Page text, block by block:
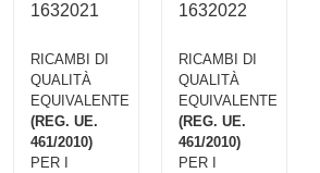
1632021
RICAMBI DI
QUALITÀ
EQUIVALENTE
(REG. UE.
461/2010)
PER I
1632022
RICAMBI DI
QUALITÀ
EQUIVALENTE
(REG. UE.
461/2010)
PER I